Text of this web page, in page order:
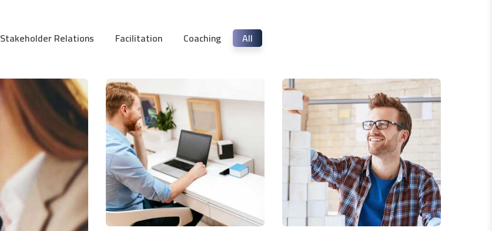
All
Coaching
Facilitation
Stakeholder Relations